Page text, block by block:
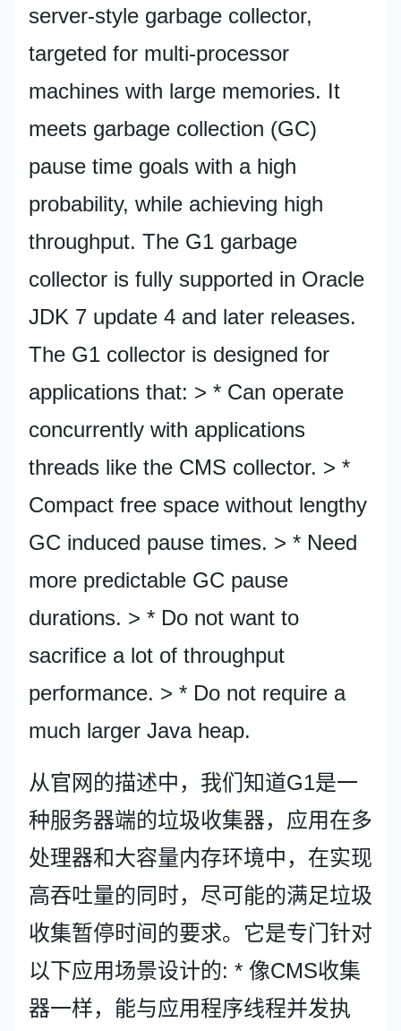
server-style garbage collector,
targeted for multi-processor
machines with large memories. It
meets garbage collection (GC)
pause time goals with a high
probability, while achieving high
throughput. The G1 garbage
collector is fully supported in Oracle
JDK 7 update 4 and later releases.
The G1 collector is designed for
applications that: > * Can operate
concurrently with applications
threads like the CMS collector. > *
Compact free space without lengthy
GC induced pause times. > * Need
more predictable GC pause
durations. > * Do not want to
sacrifice a lot of throughput
performance. > * Do not require a
much larger Java heap.
从官网的描述中，我们知道G1是一
种服务器端的垃圾收集器，应用在多
处理器和大容量内存环境中，在实现
高吞吐量的同时，尽可能的满足垃圾
收集暂停时间的要求。它是专门针对
以下应用场景设计的: * 像CMS收集
器一样，能与应用程序线程并发执